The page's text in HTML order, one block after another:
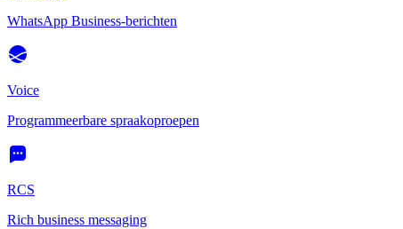
WhatsApp Business-berichten
Voice
Programmeerbare spraakoproepen
RCS
Rich business messaging